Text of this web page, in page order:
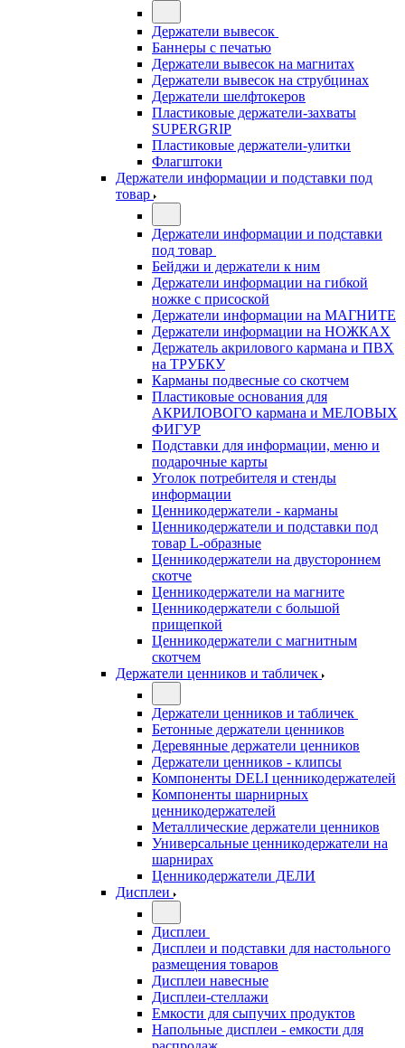
Держатели вывесок
Баннеры с печатью
Держатели вывесок на магнитах
Держатели вывесок на струбцинах
Держатели шелфтокеров
Пластиковые держатели-захваты
SUPERGRIP
Пластиковые держатели-улитки
Флагштоки
Держатели информации и подставки под
товар
Держатели информации и подставки
под товар
Бейджи и держатели к ним
Держатели информации на гибкой
ножке с присоской
Держатели информации на МАГНИТЕ
Держатели информации на НОЖКАХ
Держатель акрилового кармана и ПВХ
на ТРУБКУ
Карманы подвесные со скотчем
Пластиковые основания для
АКРИЛОВОГО кармана и МЕЛОВЫХ
ФИГУР
Подставки для информации, меню и
подарочные карты
Уголок потребителя и стенды
информации
Ценникодержатели - карманы
Ценникодержатели и подставки под
товар L-образные
Ценникодержатели на двустороннем
скотче
Ценникодержатели на магните
Ценникодержатели с большой
прищепкой
Ценникодержатели с магнитным
скотчем
Держатели ценников и табличек
Держатели ценников и табличек
Бетонные держатели ценников
Деревянные держатели ценников
Держатели ценников - клипсы
Компоненты DELI ценникодержателей
Компоненты шарнирных
ценникодержателей
Металлические держатели ценников
Универсальные ценникодержатели на
шарнирах
Ценникодержатели ДЕЛИ
Дисплеи
Дисплеи
Дисплеи и подставки для настольного
размещения товаров
Дисплеи навесные
Дисплеи-стеллажи
Емкости для сыпучих продуктов
Напольные дисплеи - емкости для